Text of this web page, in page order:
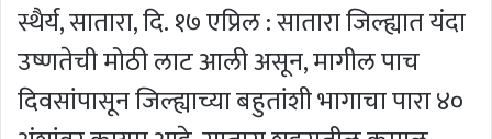
स्थैर्य, सातारा, दि. १७ एप्रिल : सातारा जिल्ह्यात यंदा
उष्णतेची मोठी लाट आली असून, मागील पाच
दिवसांपासून जिल्ह्याच्या बहुतांशी भागाचा पारा ४०